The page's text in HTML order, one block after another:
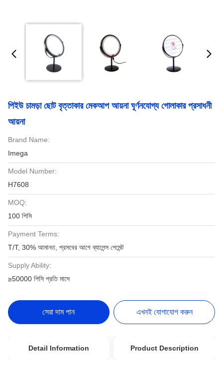
পিইউ চামড়া ছোট বৃত্তাকার মেকআপ আয়না ঘূর্ণনযোগ্য গোলাকার প্রসাধনী
আয়না
Brand Name:
Imega
Model Number:
H7608
MOQ:
100 পিসি
Payment Terms:
T/T, 30% আমানত, প্রসবের আগে ব্যালেন্স পেমেন্ট
Supply Ability:
≥50000 পিসি প্রতি মাসে
সেরা দাম পান এখনই যোগাযোগ করুন
Detail Information Product Description